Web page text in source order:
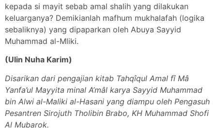
kepada si mayit sebab amal shalih yang dilakukan
keluarganya? Demikianlah mafhum mukhalafah (logika
sebaliknya) yang dipaparkan oleh Abuya Sayyid
Muhammad al-Mliki.
(Ulin Nuha Karim)
Disarikan dari pengajian kitab Tahqîqul Amal fî Mâ
Yanfa’ul Mayyita minal A’mâl karya Sayyid Muhammad
bin Alwi al-Maliki al-Hasani yang diampu oleh Pengasuh
Pesantren Sirojuth Tholibin Brabo, KH Muhammad Shofi
Al Mubarok.